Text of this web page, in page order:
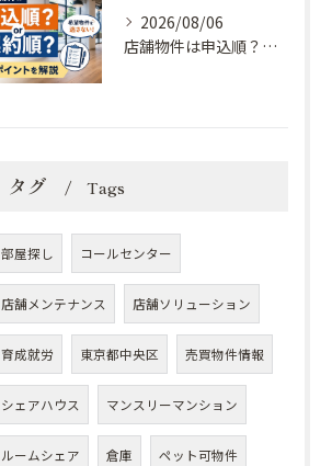
2026/08/06
店舗物件は申込順？契約順？希望物件を逃さないためのポイントを解説
タグ Tags
部屋探し コールセンター
店舗メンテナンス 店舗ソリューション
育成就労 東京都中央区 売買物件情報
シェアハウス マンスリーマンション
ルームシェア 倉庫 ペット可物件